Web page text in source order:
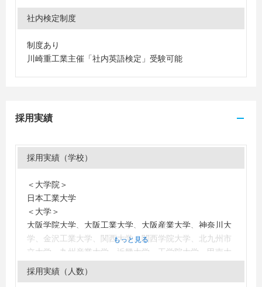
社内検定制度
制度あり
川崎重工業主催「社内英語検定」受験可能
採用実績
採用実績（学校）
＜大学院＞
日本工業大学
＜大学＞
大阪学院大学、大阪工業大学、大阪産業大学、神奈川大
学、金沢工業大学、関西大学、関西学院大学、北九州市
立大学、九州産業大学、近畿大学、工学院大学、甲南大
学、神戸学院大学、神戸女学院大学、拓殖大学、玉川大
学、千葉工業大学、中京大学、筑波大学、東北工業大
もっと見る
採用実績（人数）